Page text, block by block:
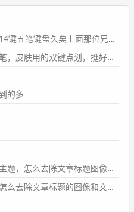
一次？？碎雨集_沉冰浮水_
tag/%E7%A2%8E%E9%9
卡住的时候没办法主动取消
拉取，今天连提交都卡
我也是触宝以后苦于没有趁手的14键五笔键盘久矣上面那位兄台用的百度双键点划布局我也用过很久，那个皮肤做得很粗糙，个别键位的触发区域是错位的，快速打字时很容易出错，修改它的皮肤文件校正后勉强能用，但早年出的皮肤分辨率太低，实在谈不上美观。百度小米定制版的商店里有一个"小黑板"皮肤还不错(百度官方输入法商店里没有)，但那个风格我不喜欢这两天找到了一个叫"森林集"的公众号，开发了海量的皮肤，很多都有14键版本，付费但很便宜，几块钱，终于有自己满意的输入法了搜了一下，这个工作室还是百度的官方合作伙伴，不知道为什么14键作品都不在官方商店上架，难道是百度官方在刻意放弃14键？
我电脑小狼毫，安卓手机百度五笔，皮肤用的双键点划，挺好的。
的多
你好，Z-Blog你这个mzDanron主题，怎么去除文章标题图像和文章摘要，仅显示标题，感谢回复！
你好，你mzDanron这个主题，怎么去除文章标题的图像和文章摘要！仅显示标题，感谢回复解决！